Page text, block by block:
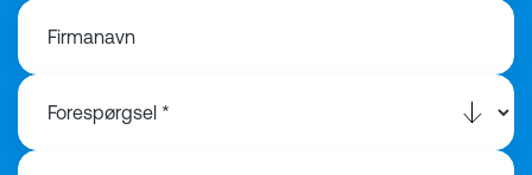
Firmanavn